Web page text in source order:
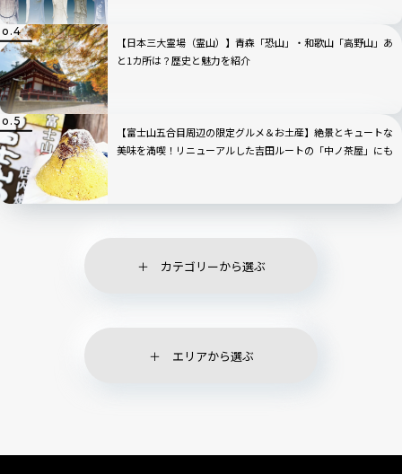
【日本三大霊場（霊山）】青森「恐山」・和歌山「高野山」あ
と1カ所は？歴史と魅力を紹介
【富士山五合目周辺の限定グルメ＆お土産】絶景とキュートな
美味を満喫！リニューアルした吉田ルートの「中ノ茶屋」にも
カテゴリーから選ぶ
エリアから選ぶ